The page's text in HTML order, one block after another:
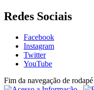
Redes Sociais
Facebook
Instagram
Twitter
YouTube
Fim da navegação de rodapé